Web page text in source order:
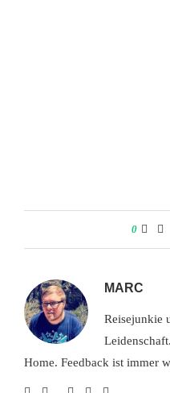
0
MARC
Reisejunkie
Home. Feedback ist immer